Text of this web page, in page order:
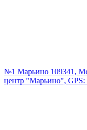
№1 Марьино 109341,
центр "Марьино", GPS: